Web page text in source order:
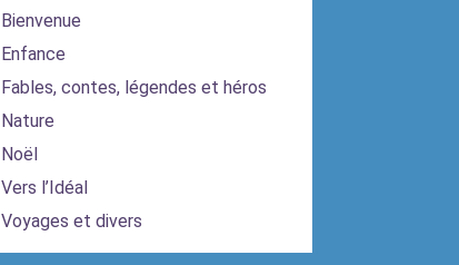
Bienvenue
Enfance
Fables, contes, légendes et héros
Nature
Noël
Vers l’Idéal
Voyages et divers